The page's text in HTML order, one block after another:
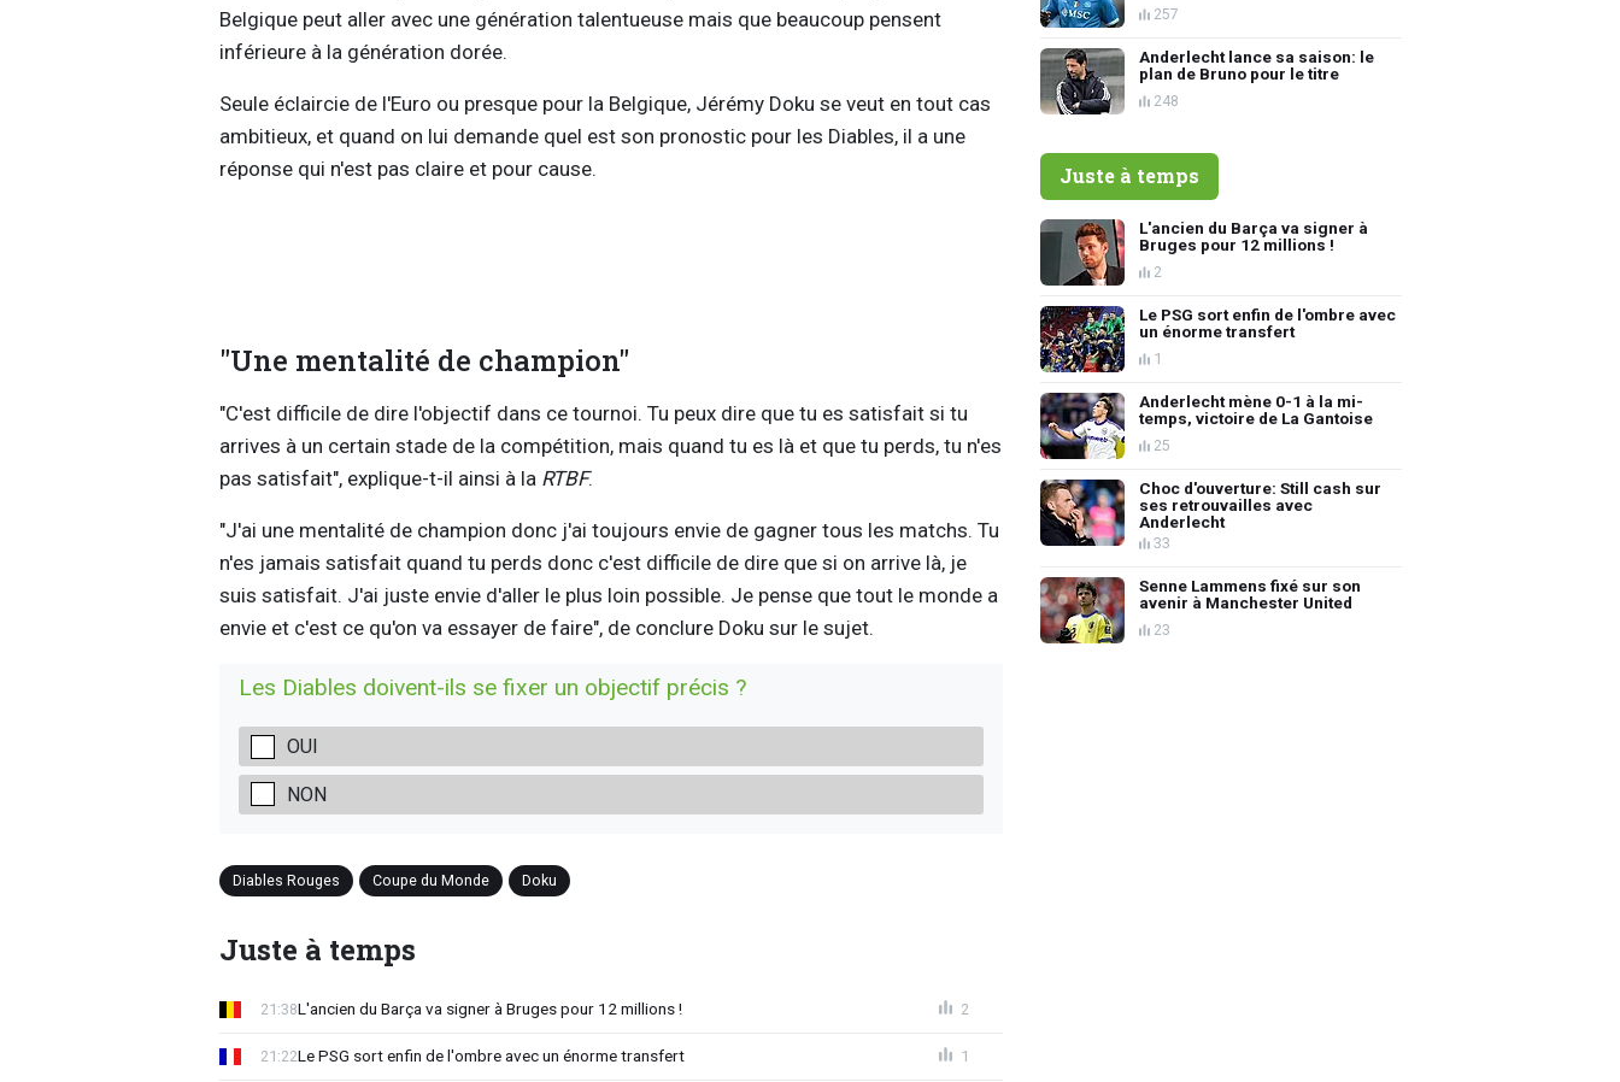
Belgique peut aller avec une génération talentueuse mais que beaucoup pensent
inférieure à la génération dorée.
Seule éclaircie de l'Euro ou presque pour la Belgique, Jérémy Doku se veut en tout cas
ambitieux, et quand on lui demande quel est son pronostic pour les Diables, il a une
réponse qui n'est pas claire et pour cause.
"Une mentalité de champion"
"C'est difficile de dire l'objectif dans ce tournoi. Tu peux dire que tu es satisfait si tu
arrives à un certain stade de la compétition, mais quand tu es là et que tu perds, tu n'es
pas satisfait", explique-t-il ainsi à la RTBF.
"J'ai une mentalité de champion donc j'ai toujours envie de gagner tous les matchs. Tu
n'es jamais satisfait quand tu perds donc c'est difficile de dire que si on arrive là, je
suis satisfait. J'ai juste envie d'aller le plus loin possible. Je pense que tout le monde a
envie et c'est ce qu'on va essayer de faire", de conclure Doku sur le sujet.
Les Diables doivent-ils se fixer un objectif précis ?
OUI
NON
Diables Rouges Coupe du Monde Doku
Juste à temps
L'ancien du Barça va signer à Bruges pour 12 millions !
21:38 2
Le PSG sort enfin de l'ombre avec un énorme transfert
21:22 1
257
Anderlecht lance sa saison: le
plan de Bruno pour le titre
248
Juste à temps
L'ancien du Barça va signer à
Bruges pour 12 millions !
2
Le PSG sort enfin de l'ombre avec
un énorme transfert
1
Anderlecht mène 0-1 à la mi-
temps, victoire de La Gantoise
25
Choc d'ouverture: Still cash sur
ses retrouvailles avec
Anderlecht
33
Senne Lammens fixé sur son
avenir à Manchester United
23